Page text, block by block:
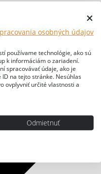
osobných údajov
používame technológie, ako sú
k informáciám o zariadení.
spracovávať údaje, ako je
na tejto stránke. Nesúhlas
ovplyvniť určité vlastnosti a
Odmietnuť